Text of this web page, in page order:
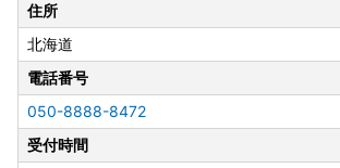
住所
北海道
電話番号
050-8888-8472
受付時間